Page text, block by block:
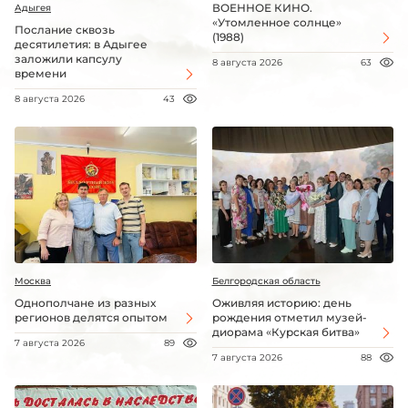
Адыгея
Послание сквозь
десятилетия: в Адыгее
заложили капсулу
времени
8 августа 2026 43
ВОЕННОЕ КИНО.
«Утомленное солнце»
(1988)
8 августа 2026 63
Москва
Однополчане из разных
регионов делятся опытом
7 августа 2026 89
Белгородская область
Оживляя историю: день
рождения отметил музей-
диорама «Курская битва»
7 августа 2026 88